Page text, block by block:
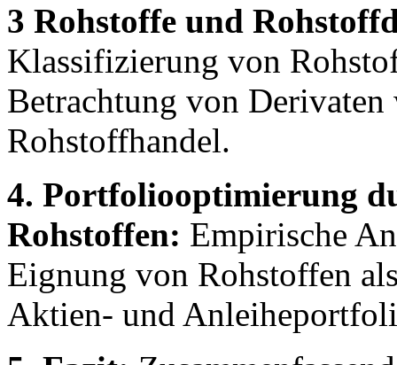
3 Rohstoffe und
Klassifizierung von
Betrachtung von
Rohstoffhandel.
4. Portfoliooptimierung
Rohstoffen: Empirische
Eignung von Rohstoffen
Aktien- und